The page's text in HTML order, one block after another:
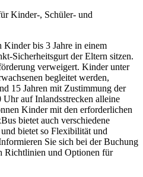
Kinder-, Schüler- und
Kinder bis 3 Jahre in einem
Sicherheitsgurt der Eltern sitzen.
verweigert. Kinder unter
begleitet werden,
15 Jahren mit Zustimmung der
auf Inlandsstrecken alleine
Kinder mit den erforderlichen
bietet auch verschiedene
bietet so Flexibilität und
Sie sich bei der Buchung
Richtlinien und Optionen für